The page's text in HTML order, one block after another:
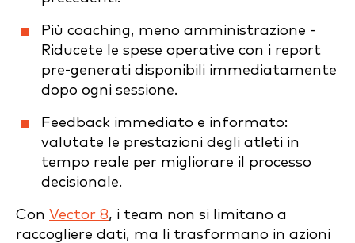
Più coaching, meno amministrazione -
Riducete le spese operative con i report
pre-generati disponibili immediatamente
dopo ogni sessione.
Feedback immediato e informato:
valutate le prestazioni degli atleti in
tempo reale per migliorare il processo
decisionale.
Con Vector 8, i team non si limitano a
raccogliere dati, ma li trasformano in azioni